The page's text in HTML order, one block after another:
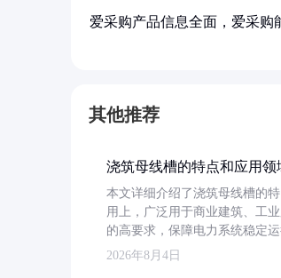
爱采购产品信息全面，爱采购
其他推荐
浇筑母线槽的特点和应用领
本文详细介绍了浇筑母线槽的
用上，广泛用于商业建筑、工
的高要求，保障电力系统稳定运
2026年8月4日